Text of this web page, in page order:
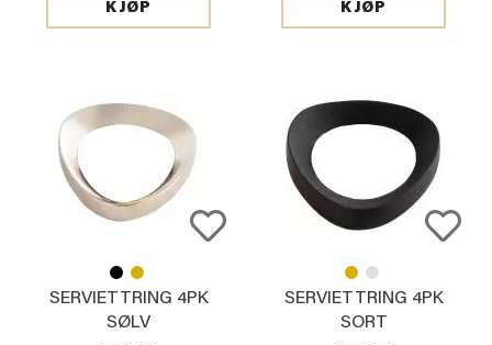
KJØP KJØP
SERVIETTRING 4PK
SØLV
SERVIETTRING 4PK
SORT